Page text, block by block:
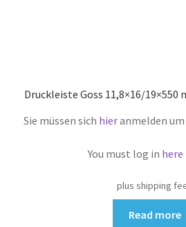
Druckleiste Goss 11,8×16/19×550
Sie müssen sich hieranmelden um
You must log in here
plus shipping
Read more